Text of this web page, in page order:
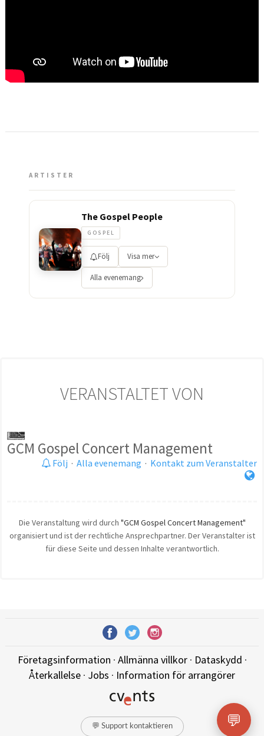
ARTISTER
The Gospel People
GOSPEL
Följ Visa mer
Alla evenemang
VERANSTALTET VON
GCM Gospel Concert Management
Följ · Alla evenemang · Kontakt zum Veranstalter
Die Veranstaltung wird durch "GCM Gospel Concert Management"
organisiert und ist der rechtliche Ansprechpartner. Der Veranstalter ist
für diese Seite und dessen Inhalte verantwortlich.
Företagsinformation · Allmänna villkor· Dataskydd ·
Återkallelse · Jobs · Information för arrangörer
💬 Support kontaktieren 💬